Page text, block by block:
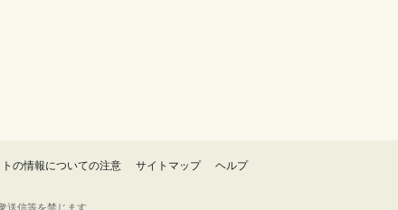
トの情報についての注意 サイトマップ ヘルプ
送信等を禁じます